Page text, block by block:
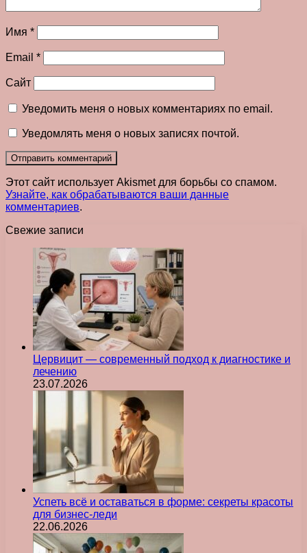
Имя *
Email *
Сайт
Уведомить меня о новых комментариях по email.
Уведомлять меня о новых записях почтой.
Этот сайт использует Akismet для борьбы со спамом.
Узнайте, как обрабатываются ваши данные
комментариев.
Свежие записи
Цервицит — современный подход к диагностике и
лечению
23.07.2026
Успеть всё и оставаться в форме: секреты красоты
для бизнес-леди
22.06.2026